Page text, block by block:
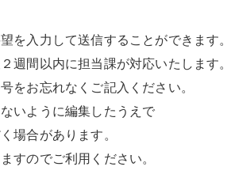
環境
申請手続き
を入力して送信することができます。
週間以内に担当課が対応いたします。
をお忘れなくご記入ください。
いように編集したうえで
場合があります。
すのでご利用ください。